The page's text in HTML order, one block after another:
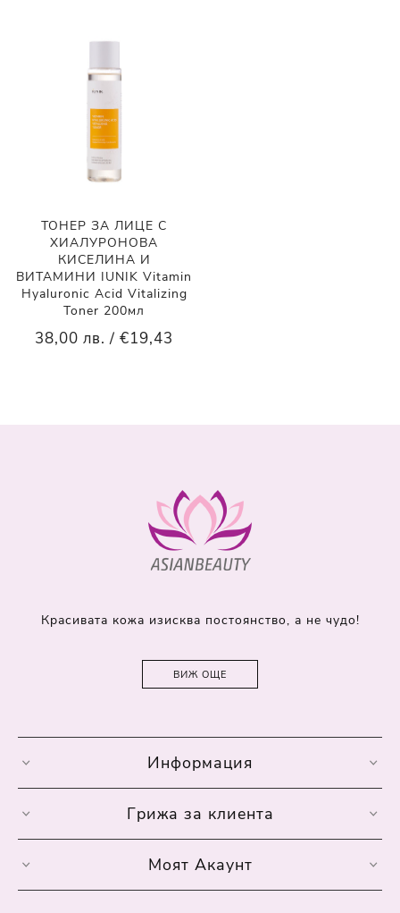
ТОНЕР ЗА ЛИЦЕ С
ХИАЛУРОНОВА
КИСЕЛИНА И
ВИТАМИНИ IUNIK Vitamin
Hyaluronic Acid Vitalizing
Toner 200мл
38,00 лв. / €19,43
Красивата кожа изисква постоянство, а не чудо!
ВИЖ ОЩЕ
Информация
Грижа за клиента
Моят Акаунт